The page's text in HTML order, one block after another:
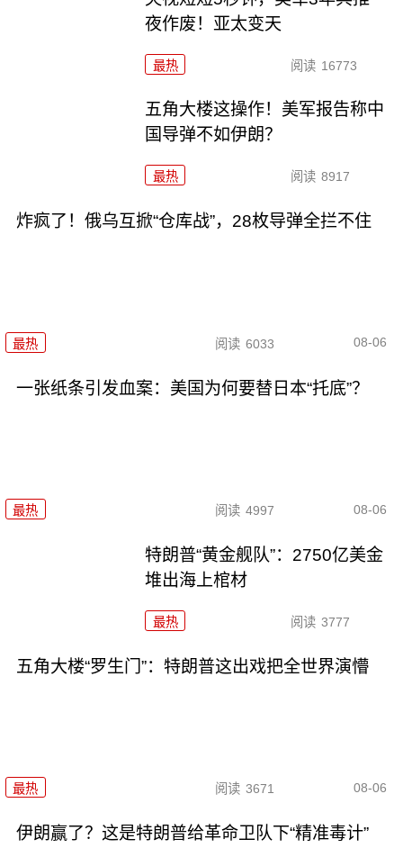
夜作废！亚太变天
最热 阅读 16773
五角大楼这操作！美军报告称中
国导弹不如伊朗？
最热 阅读 8917
炸疯了！俄乌互掀“仓库战”，28枚导弹全拦不住
最热 阅读 6033 08-06
一张纸条引发血案：美国为何要替日本“托底”？
最热 阅读 4997 08-06
特朗普“黄金舰队”：2750亿美金
堆出海上棺材
最热 阅读 3777
五角大楼“罗生门”：特朗普这出戏把全世界演懵
最热 阅读 3671 08-06
伊朗赢了？这是特朗普给革命卫队下“精准毒计”